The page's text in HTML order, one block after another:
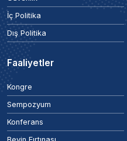
İç Politika
Dış Politika
Faaliyetler
Kongre
Sempozyum
Konferans